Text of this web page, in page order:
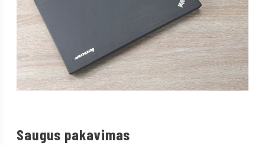
Saugus pakavimas